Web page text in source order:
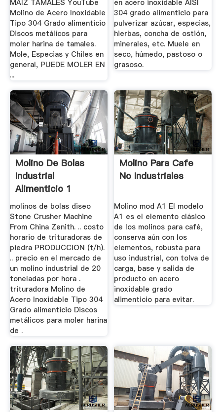
MAIZ TAMALES YouTube
Molino de Acero Inoxidable
Tipo 304 Grado alimenticio
Discos metálicos para
moler harina de tamales.
Mole, Especias y Chiles en
general, PUEDE MOLER EN
...
en acero inoxidable AISI
304 grado alimenticio para
pulverizar azúcar, especias,
hierbas, concha de ostión,
minerales, etc. Muele en
seco, húmedo, pastoso o
grasoso.
Molino De Bolas
Industrial
Alimenticio 1
Tonelada H
molinos de bolas diseo
Stone Crusher Machine
From China Zenith. .. costo
horario de trituradoras de
piedra PRODUCCION (t/h).
.. precio en el mercado de
un molino industrial de 20
toneladas por hora .
trituradora Molino de
Acero Inoxidable Tipo 304
Grado alimenticio Discos
metálicos para moler harina
de .
Molino Para Cafe
No Industriales
Molino mod A1 El modelo
A1 es el elemento clásico
de los molinos para café,
conserva aún con los
elementos, robusta para
uso industrial, con tolva de
carga, base y salida de
producto en acero
inoxidable grado
alimenticio para evitar.